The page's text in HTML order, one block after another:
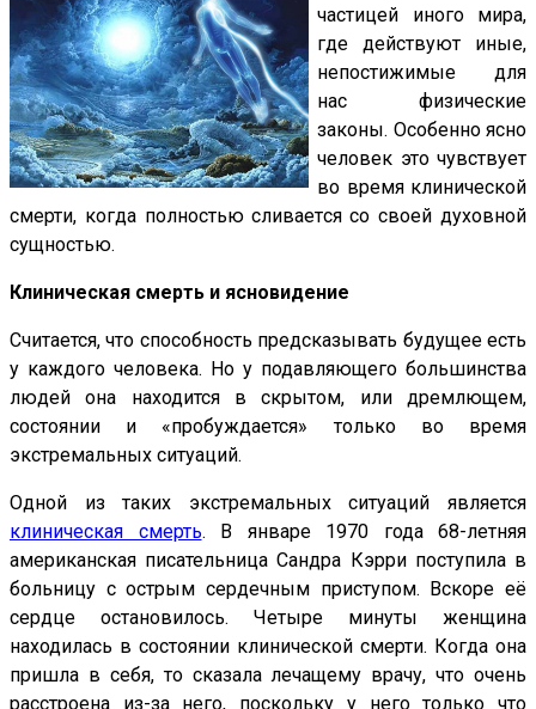
частицей иного мира,
где действуют иные,
непостижимые для
нас физические
законы. Особенно ясно
человек это чувствует
во время клинической
смерти, когда полностью сливается со своей духовной
сущностью.
Клиническая смерть и ясновидение
Считается, что способность предсказывать будущее есть
у каждого человека. Но у подавляющего большинства
людей она находится в скрытом, или дремлющем,
состоянии и «пробуждается» только во время
экстремальных ситуаций.
Одной из таких экстремальных ситуаций является
клиническая смерть. В январе 1970 года 68-летняя
американская писательница Сандра Кэрри поступила в
больницу с острым сердечным приступом. Вскоре её
сердце остановилось. Четыре минуты женщина
находилась в состоянии клинической смерти. Когда она
пришла в себя, то сказала лечащему врачу, что очень
расстроена из-за него, поскольку у него только что